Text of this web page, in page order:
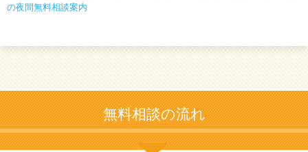
の夜間無料相談案内
無料相談の流れ